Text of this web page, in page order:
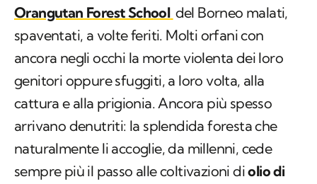
Orangutan Forest School del Borneo malati,
spaventati, a volte feriti. Molti orfani con
ancora negli occhi la morte violenta dei loro
genitori oppure sfuggiti, a loro volta, alla
cattura e alla prigionia. Ancora più spesso
arrivano denutriti: la splendida foresta che
naturalmente li accoglie, da millenni, cede
sempre più il passo alle coltivazioni diolio di